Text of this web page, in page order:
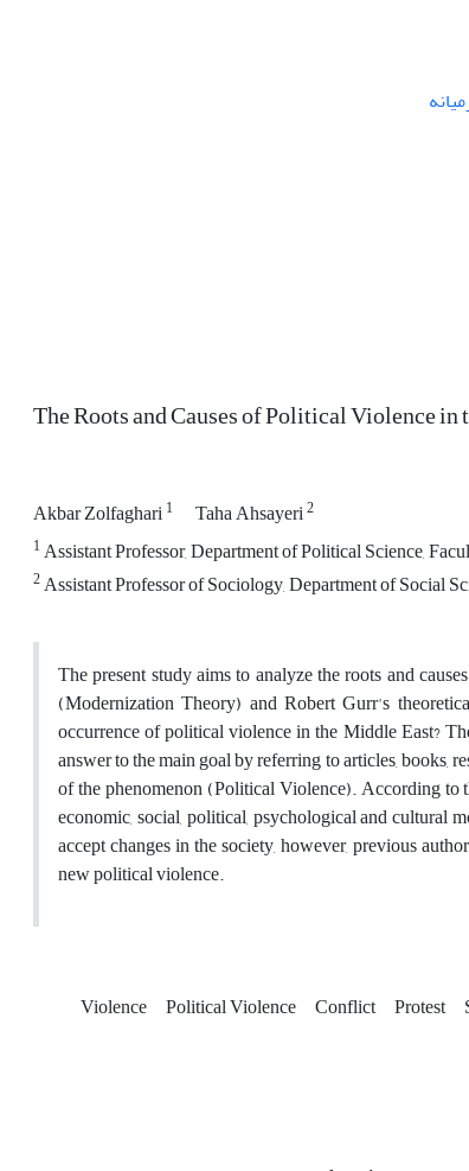
The Roots and Causes of Political Violence
Akbar Zolfaghari1 Taha Ahsayeri2
1Assistant Professor, Department of Political Science,
2Assistant Professor of Sociology, Department of Social
The present study aims to analyze the roots and
(Modernization Theory) and Robert Gurr's
occurrence of political violence in the Middle East?
answer to the main goal by referring to articles, books,
of the phenomenon (Political Violence). According to
economic, social, political, psychological and cultural
accept changes in the society, however, previous
new political violence.
Violence Political Violence Conflict Protest